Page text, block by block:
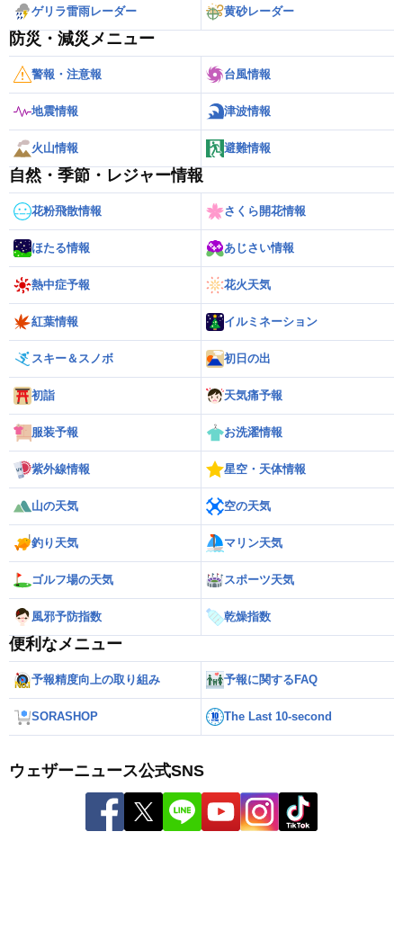
ゲリラ雷雨レーダー 黄砂レーダー
防災・減災メニュー
警報・注意報 台風情報
地震情報 津波情報
火山情報 避難情報
自然・季節・レジャー情報
花粉飛散情報 さくら開花情報
ほたる情報 あじさい情報
熱中症予報 花火天気
紅葉情報 イルミネーション
スキー＆スノボ 初日の出
初詣 天気痛予報
服装予報 お洗濯情報
紫外線情報 星空・天体情報
山の天気 空の天気
釣り天気 マリン天気
ゴルフ場の天気 スポーツ天気
風邪予防指数 乾燥指数
便利なメニュー
予報精度向上の取り組み 予報に関するFAQ
SORASHOP The Last 10-second
ウェザーニュース公式SNS